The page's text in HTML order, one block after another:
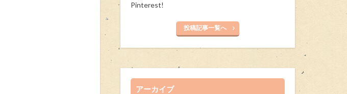
Pinterest!
投稿記事一覧へ
アーカイブ